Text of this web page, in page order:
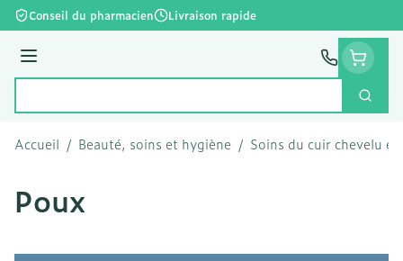
Aller au contenu
Conseil du pharmacien Livraison rapide
Menu
Accueil / Beauté, soins et hygiène / Soins du cuir chevelu et
Poux